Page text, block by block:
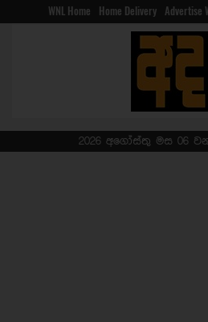
WNL Home Home Delivery Advertise
2026 අගෝස්තු මස 06